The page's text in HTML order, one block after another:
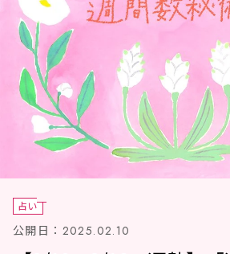
占い
公開日： 2025.02.10